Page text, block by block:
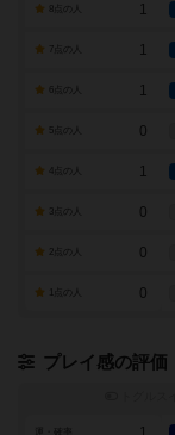
1
7点の人 1
1
0
1
0
0
0
プレイ感の評価